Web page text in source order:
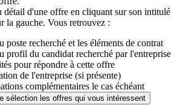
détail d'une offre en cliquant sur son intitulé
la gauche. Vous retrouvez :
poste recherché et les éléments de contrat
profil du candidat recherché par l'entreprise
pour répondre à cette offre
de l'entreprise (si présente)
complémentaires le cas échéant
sélection les offres qui vous intéressent